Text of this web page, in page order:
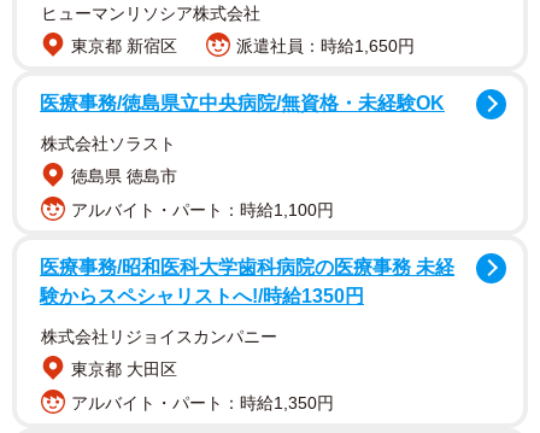
ヒューマンリソシア株式会社
東京都 新宿区
派遣社員：時給1,650円
医療事務/徳島県立中央病院/無資格・未経験OK
株式会社ソラスト
徳島県 徳島市
アルバイト・パート：時給1,100円
医療事務/昭和医科大学歯科病院の医療事務 未経
験からスペシャリストへ!/時給1350円
株式会社リジョイスカンパニー
東京都 大田区
アルバイト・パート：時給1,350円